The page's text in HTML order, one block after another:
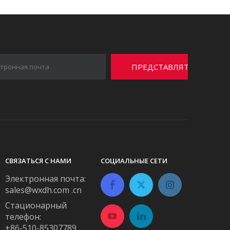
ПРЕДСТАВЛЯТЬ
СВЯЗАТЬСЯ С НАМИ
Электронная почта:
sales@wxdh.com .cn
Стационарный
телефон:
СОЦИАЛЬНЫЕ СЕТИ